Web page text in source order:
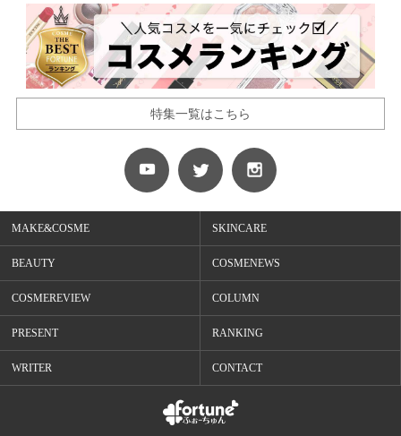
特集一覧はこちら
MAKE&COSME SKINCARE
BEAUTY COSMENEWS
COSMEREVIEW COLUMN
PRESENT RANKING
WRITER CONTACT